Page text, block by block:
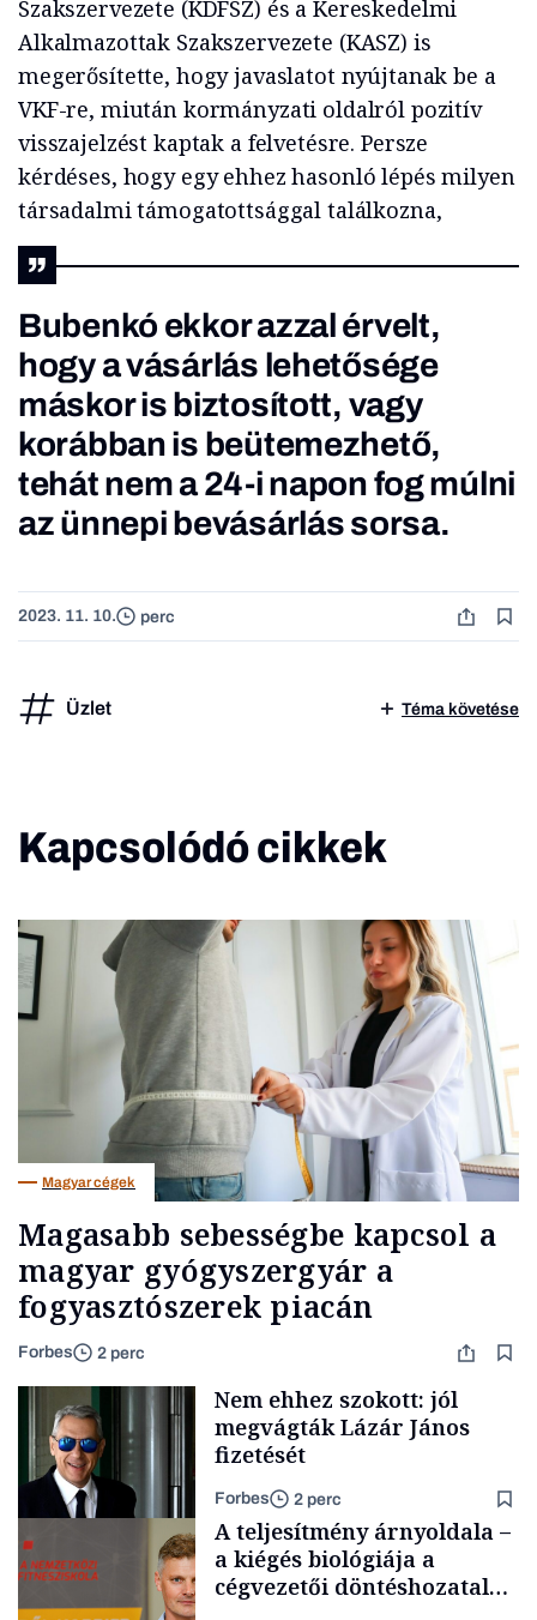
Szakszervezete (KDFSZ) és a Kereskedelmi
Alkalmazottak Szakszervezete (KASZ) is
megerősítette, hogy javaslatot nyújtanak be a
VKF-re, miután kormányzati oldalról pozitív
visszajelzést kaptak a felvetésre. Persze
kérdéses, hogy egy ehhez hasonló lépés milyen
társadalmi támogatottsággal találkozna,
Bubenkó ekkor azzal érvelt,
hogy a vásárlás lehetősége
máskor is biztosított, vagy
korábban is beütemezhető,
tehát nem a 24-i napon fog múlni
az ünnepi bevásárlás sorsa.
2023. 11. 10. perc
Üzlet Téma követése
Kapcsolódó cikkek
Magyar cégek
Magasabb sebességbe kapcsol a
magyar gyógyszergyár a
fogyasztószerek piacán
Forbes 2 perc
Nem ehhez szokott: jól
megvágták Lázár János
fizetését
Forbes 2 perc
A teljesítmény árnyoldala –
a kiégés biológiája a
cégvezetői döntéshozatal